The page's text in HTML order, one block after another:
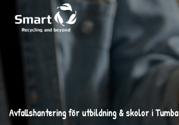
Avfallshantering för utbildning & skolor i Tumba